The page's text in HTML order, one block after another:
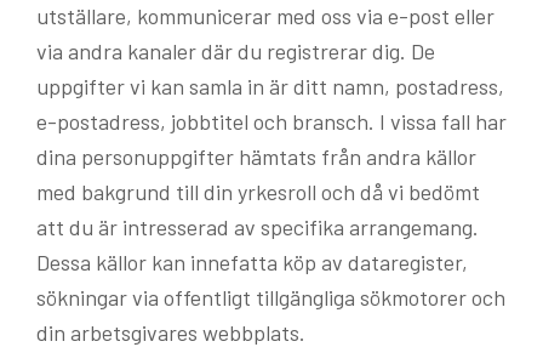
utställare, kommunicerar med oss via e-post eller
via andra kanaler där du registrerar dig. De
uppgifter vi kan samla in är ditt namn, postadress,
e-postadress, jobbtitel och bransch. I vissa fall har
dina personuppgifter hämtats från andra källor
med bakgrund till din yrkesroll och då vi bedömt
att du är intresserad av specifika arrangemang.
Dessa källor kan innefatta köp av dataregister,
sökningar via offentligt tillgängliga sökmotorer och
din arbetsgivares webbplats.